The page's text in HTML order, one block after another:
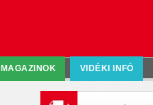
MAGAZINOK VIDÉKI INFÓ